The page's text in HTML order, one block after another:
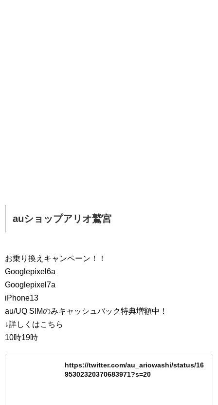
auショップアリオ鷲宮
お乗り換えキャンペーン！！
Googlepixel6a
Googlepixel7a
iPhone13
au/UQ SIMのみキャッシュバック特典増額中！
↓詳しくはこちら
10時19時
https://twitter.com/au_ariowashi/status/16
95302320370683971?s=20